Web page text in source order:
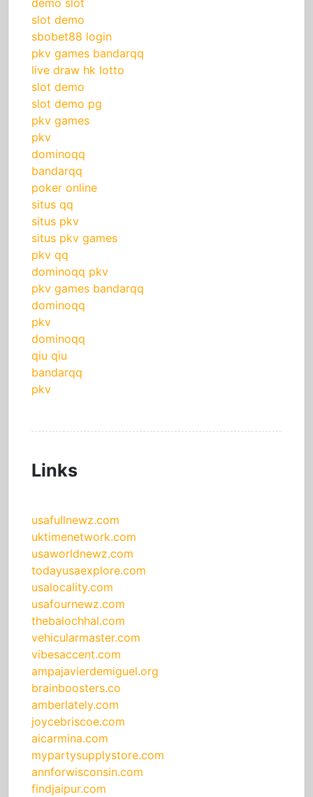
demo slot
slot demo
sbobet88 login
pkv games bandarqq
live draw hk lotto
slot demo
slot demo pg
pkv games
pkv
dominoqq
bandarqq
poker online
situs qq
situs pkv
situs pkv games
pkv qq
dominoqq pkv
pkv games bandarqq
dominoqq
pkv
dominoqq
qiu qiu
bandarqq
pkv
Links
usafullnewz.com
uktimenetwork.com
usaworldnewz.com
todayusaexplore.com
usalocality.com
usafournewz.com
thebalochhal.com
vehicularmaster.com
vibesaccent.com
ampajavierdemiguel.org
brainboosters.co
amberlately.com
joycebriscoe.com
aicarmina.com
mypartysupplystore.com
annforwisconsin.com
findjaipur.com